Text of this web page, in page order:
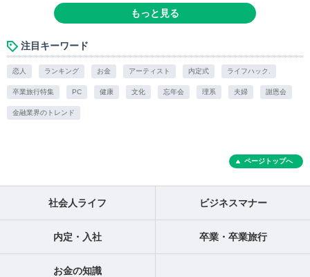
もっと見る
注目キーワード
恋人 ランキング お金 アーティスト 内定式 ライフハック.
卒業旅行特集 PC 健康 文化 忘年会 理系 夫婦 謝恩会
金融業界のトレンド
ページトップへ
社会人ライフ ビジネスマナー
内定・入社 卒業・卒業旅行
お金の知識